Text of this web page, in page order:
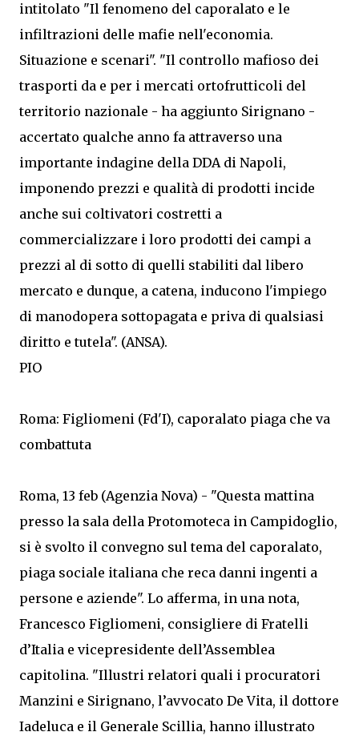
intitolato "Il fenomeno del caporalato e le
infiltrazioni delle mafie nell'economia.
Situazione e scenari". "Il controllo mafioso dei
trasporti da e per i mercati ortofrutticoli del
territorio nazionale - ha aggiunto Sirignano -
accertato qualche anno fa attraverso una
importante indagine della DDA di Napoli,
imponendo prezzi e qualità di prodotti incide
anche sui coltivatori costretti a
commercializzare i loro prodotti dei campi a
prezzi al di sotto di quelli stabiliti dal libero
mercato e dunque, a catena, inducono l'impiego
di manodopera sottopagata e priva di qualsiasi
diritto e tutela". (ANSA).
PIO
Roma: Figliomeni (Fd'I), caporalato piaga che va
combattuta
Roma, 13 feb (Agenzia Nova) - "Questa mattina
presso la sala della Protomoteca in Campidoglio,
si è svolto il convegno sul tema del caporalato,
piaga sociale italiana che reca danni ingenti a
persone e aziende". Lo afferma, in una nota,
Francesco Figliomeni, consigliere di Fratelli
d’Italia e vicepresidente dell’Assemblea
capitolina. "Illustri relatori quali i procuratori
Manzini e Sirignano, l’avvocato De Vita, il dottore
Iadeluca e il Generale Scillia, hanno illustrato